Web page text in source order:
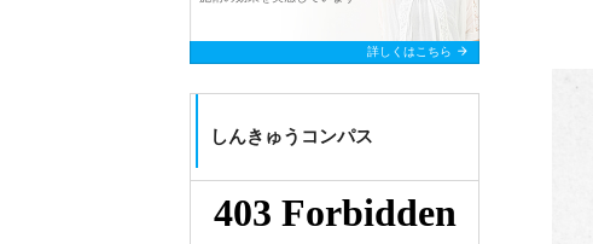
詳しくはこちら arrow_forward
しんきゅうコンパス